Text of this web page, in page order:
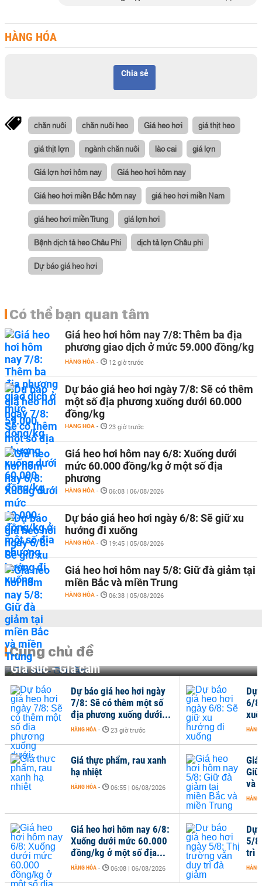
HÀNG HÓA
Chia sẻ
chăn nuôi chăn nuôi heo Giá heo hơi giá thịt heo
giá thịt lợn ngành chăn nuôi lào cai giá lợn
Giá lợn hơi hôm nay Giá heo hơi hôm nay
Giá heo hơi miền Bắc hôm nay giá heo hơi miền Nam
giá heo hơi miền Trung giá lợn hơi
Bệnh dịch tả heo Châu Phi dịch tả lợn Châu phi
Dự báo giá heo hơi
Có thể bạn quan tâm
Giá heo hơi hôm nay 7/8: Thêm ba địa
phương giao dịch ở mức 59.000 đồng/kg
HÀNG HÓA - 12 giờ trước
Dự báo giá heo hơi ngày 7/8: Sẽ có thêm
một số địa phương xuống dưới 60.000
đồng/kg
HÀNG HÓA - 23 giờ trước
Giá heo hơi hôm nay 6/8: Xuống dưới
mức 60.000 đồng/kg ở một số địa
phương
HÀNG HÓA - 06:08 | 06/08/2026
Dự báo giá heo hơi ngày 6/8: Sẽ giữ xu
hướng đi xuống
HÀNG HÓA - 19:45 | 05/08/2026
Giá heo hơi hôm nay 5/8: Giữ đà giảm tại
miền Bắc và miền Trung
HÀNG HÓA - 06:38 | 05/08/2026
Cùng chủ đề
Gia súc - Gia cầm
Dự báo giá heo hơi ngày
7/8: Sẽ có thêm một số
địa phương xuống dưới...
HÀNG HÓA - 23 giờ trước
Giá thực phẩm, rau xanh
hạ nhiệt
HÀNG HÓA - 06:55 | 06/08/2026
Giá heo hơi hôm nay 6/8:
Xuống dưới mức 60.000
đồng/kg ở một số địa...
HÀNG HÓA - 06:08 | 06/08/2026
Dự
6/
HÀNG
và
HÀNG
Dự
5/
trì
HÀNG